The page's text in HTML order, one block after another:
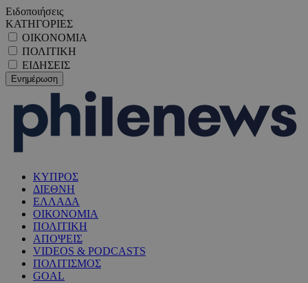
Ειδοποιήσεις
ΚΑΤΗΓΟΡΙΕΣ
ΟΙΚΟΝΟΜΙΑ
ΠΟΛΙΤΙΚΗ
ΕΙΔΗΣΕΙΣ
ΚΥΠΡΟΣ
ΔΙΕΘΝΗ
ΕΛΛΑΔΑ
ΟΙΚΟΝΟΜΙΑ
ΠΟΛΙΤΙΚΗ
ΑΠΟΨΕΙΣ
VIDEOS & PODCASTS
ΠΟΛΙΤΙΣΜΟΣ
GOAL